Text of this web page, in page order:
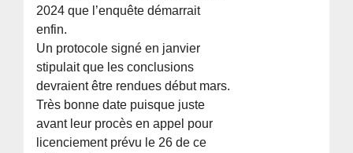
2024 que l’enquête démarrait
enfin.
Un protocole signé en janvier
stipulait que les conclusions
devraient être rendues début mars.
Très bonne date puisque juste
avant leur procès en appel pour
licenciement prévu le 26 de ce